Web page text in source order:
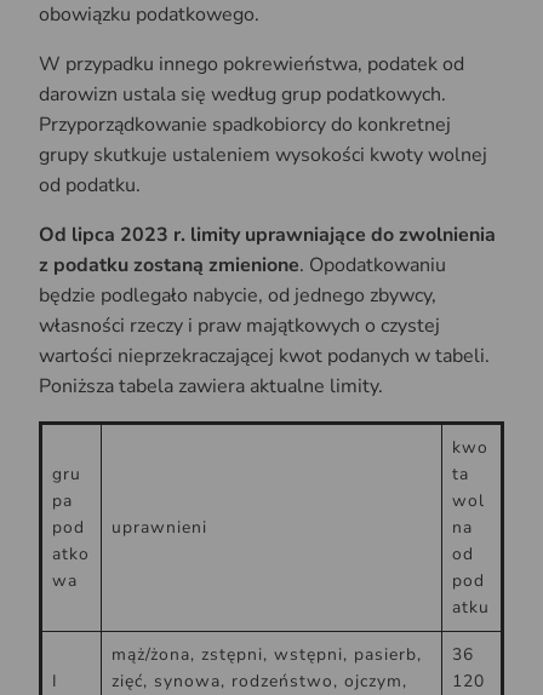
obowiązku podatkowego.
W przypadku innego pokrewieństwa, podatek od
darowizn ustala się według grup podatkowych.
Przyporządkowanie spadkobiorcy do konkretnej
grupy skutkuje ustaleniem wysokości kwoty wolnej
od podatku.
Od lipca 2023 r. limity uprawniające do zwolnienia
z podatku zostaną zmienione. Opodatkowaniu
będzie podlegało nabycie, od jednego zbywcy,
własności rzeczy i praw majątkowych o czystej
wartości nieprzekraczającej kwot podanych w tabeli.
Poniższa tabela zawiera aktualne limity.
gru
pa
pod
atko
wa
uprawnieni
kwo
ta
wol
na
od
pod
atku
I
mąż/żona, zstępni, wstępni, pasierb,
zięć, synowa, rodzeństwo, ojczym,
36
120